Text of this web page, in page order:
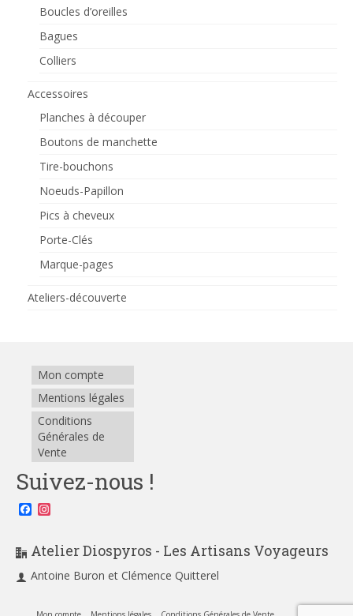
Boucles d’oreilles
Bagues
Colliers
Accessoires
Planches à découper
Boutons de manchette
Tire-bouchons
Noeuds-Papillon
Pics à cheveux
Porte-Clés
Marque-pages
Ateliers-découverte
Mon compte
Mentions légales
Conditions
Générales de
Vente
Suivez-nous !
Facebook
Atelier Diospyros - Les Artisans Voyageurs
Antoine Buron et Clémence Quitterel